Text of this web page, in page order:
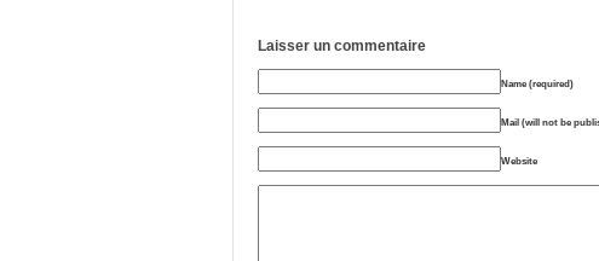
Laisser un commentaire
Name (required)
Mail (will not be
Website